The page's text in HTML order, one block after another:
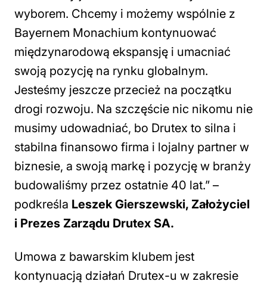
wyborem. Chcemy i możemy wspólnie z
Bayernem Monachium kontynuować
międzynarodową ekspansję i umacniać
swoją pozycję na rynku globalnym.
Jesteśmy jeszcze przecież na początku
drogi rozwoju. Na szczęście nic nikomu nie
musimy udowadniać, bo Drutex to silna i
stabilna finansowo firma i lojalny partner w
biznesie, a swoją markę i pozycję w branży
budowaliśmy przez ostatnie 40 lat.” –
podkreśla Leszek Gierszewski, Założyciel
i Prezes Zarządu Drutex SA.
Umowa z bawarskim klubem jest
kontynuacją działań Drutex-u w zakresie